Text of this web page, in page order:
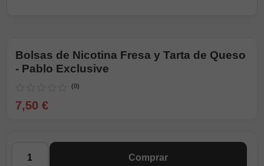
Bolsas de Nicotina Fresa y Tarta de Queso
- Pablo Exclusive
(0)
7,50 €
Comprar